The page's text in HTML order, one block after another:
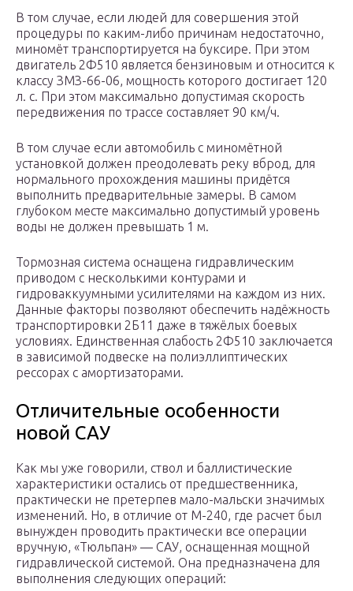
В том случае, если людей для совершения этой
процедуры по каким-либо причинам недостаточно,
миномёт транспортируется на буксире. При этом
двигатель 2Ф510 является бензиновым и относится к
классу ЗМЗ-66-06, мощность которого достигает 120
л. с. При этом максимально допустимая скорость
передвижения по трассе составляет 90 км/ч.
В том случае если автомобиль с миномётной
установкой должен преодолевать реку вброд, для
нормального прохождения машины придётся
выполнить предварительные замеры. В самом
глубоком месте максимально допустимый уровень
воды не должен превышать 1 м.
Тормозная система оснащена гидравлическим
приводом с несколькими контурами и
гидроваккуумными усилителями на каждом из них.
Данные факторы позволяют обеспечить надёжность
транспортировки 2Б11 даже в тяжёлых боевых
условиях. Единственная слабость 2Ф510 заключается
в зависимой подвеске на полиэллиптических
рессорах с амортизаторами.
Отличительные особенности
новой САУ
Как мы уже говорили, ствол и баллистические
характеристики остались от предшественника,
практически не претерпев мало-мальски значимых
изменений. Но, в отличие от М-240, где расчет был
вынужден проводить практически все операции
вручную, «Тюльпан» — САУ, оснащенная мощной
гидравлической системой. Она предназначена для
выполнения следующих операций: